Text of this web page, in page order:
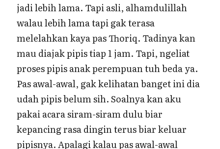
jadi lebih lama. Tapi asli, alhamdulillah
walau lebih lama tapi gak terasa
melelahkan kaya pas Thoriq. Tadinya kan
mau diajak pipis tiap 1 jam. Tapi, ngeliat
proses pipis anak perempuan tuh beda ya.
Pas awal-awal, gak kelihatan banget ini dia
udah pipis belum sih. Soalnya kan aku
pakai acara siram-siram dulu biar
kepancing rasa dingin terus biar keluar
pipisnya. Apalagi kalau pas awal-awal